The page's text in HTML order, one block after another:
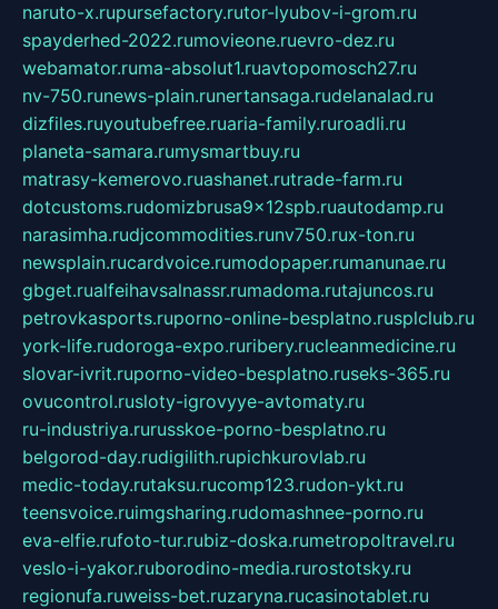
naruto-x.rupursefactory.rutor-lyubov-i-grom.ru
spayderhed-2022.rumovieone.ruevro-dez.ru
webamator.ruma-absolut1.ruavtopomosch27.ru
nv-750.runews-plain.runertansaga.rudelanalad.ru
dizfiles.ruyoutubefree.ruaria-family.ruroadli.ru
planeta-samara.rumysmartbuy.ru
matrasy-kemerovo.ruashanet.rutrade-farm.ru
dotcustoms.rudomizbrusa9x12spb.ruautodamp.ru
narasimha.rudjcommodities.runv750.rux-ton.ru
newsplain.rucardvoice.rumodopaper.rumanunae.ru
gbget.rualfeihavsalnassr.rumadoma.rutajuncos.ru
petrovkasports.ruporno-online-besplatno.rusplclub.ru
york-life.rudoroga-expo.ruribery.rucleanmedicine.ru
slovar-ivrit.ruporno-video-besplatno.ruseks-365.ru
ovucontrol.rusloty-igrovyye-avtomaty.ru
ru-industriya.rurusskoe-porno-besplatno.ru
belgorod-day.rudigilith.rupichkurovlab.ru
medic-today.rutaksu.rucomp123.rudon-ykt.ru
teensvoice.ruimgsharing.rudomashnee-porno.ru
eva-elfie.rufoto-tur.rubiz-doska.rumetropoltravel.ru
veslo-i-yakor.ruborodino-media.rurostotsky.ru
regionufa.ruweiss-bet.ruzaryna.rucasinotablet.ru